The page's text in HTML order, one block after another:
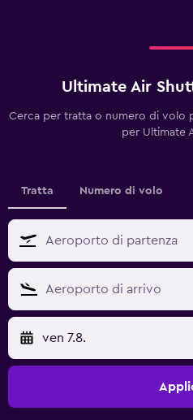
Ultimate Air
Cerca per tratta o numero di volo
per Ultimate
Tratta Numero di volo
ven 7.8.